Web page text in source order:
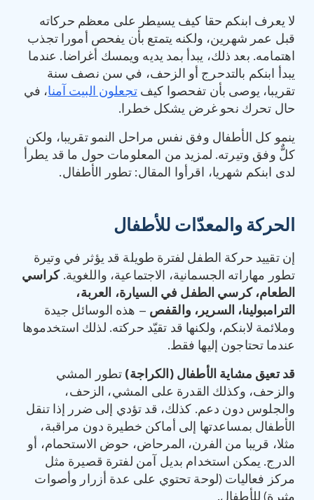
لا يعرف ابنكم حقا كيف يسيطر على معظم حركاته
قبل عمر شهرين، ولكنه يتمتع بأن يفحص أمورا تجذب
اهتمامه. بعد ذلك، يبدأ بمد يديه ويمسك أغراضا. عندما
يبدأ ابنكم بالتدحرج أو الزحف، في سن نصف سنة
تقريبا، يوصى بأن تفحصوا كيفتجعلون البيت آمنا، في
حال تحرك نحو غرض يشكل خطرا.
ينمو كل الأطفال وفق نفس مراحل النمو تقريبا، ولكن
كلٌّ وفق وتيرته. لمزيد من المعلومات حول ما قد يطرأ
لدى ابنكم شهريا، اقرأوا المقال: تطور الأطفال.
الحركة والمعدّات للأطفال
إن تقييد حركة الطفل لفترة طويلة قد يؤثر في وتيرة
تطور مهاراته الجسمانية، الاجتماعية، واللغوية. كراسي
الطعام، كرسي الطفل في السيارة، العربة،
الترامبولينا، السرير، والقفص – هذه الوسائل جيدة
وملائمة لابنكم، ولكنها قد تقيّد حركته. لذلك استخدموها
عندما تحتاجون إليها فقط.
قد تعيق مشاية الأطفال(الكراجة) تطور المشي
والزحف، وكذلك القدرة على المشي، الزحف،
والجلوس دون دعم. كذلك، قد تؤدي إلى ضرر إذا تنقل
الأطفال بمساعدتها إلى أماكن خطيرة دون مراقبة،
مثلا، قريبا من الفرن، المرحاض، حوض الاستحمام، أو
الدرج. يمكن استخدام بديل آمن لفترة قصيرة مثل
مركز فعاليات (لوحة تحتوي على عدة أزرار وأصوات